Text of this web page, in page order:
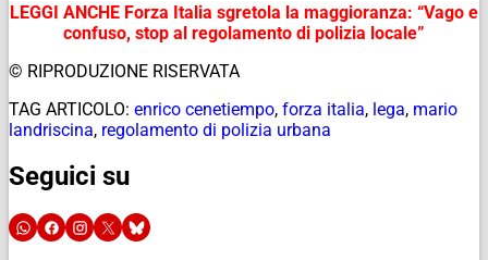
LEGGI ANCHE Forza Italia sgretola la maggioranza: “Vago e
confuso, stop al regolamento di polizia locale”
© RIPRODUZIONE RISERVATA
TAG ARTICOLO: enrico cenetiempo, forza italia, lega, mario
landriscina, regolamento di polizia urbana
Seguici su